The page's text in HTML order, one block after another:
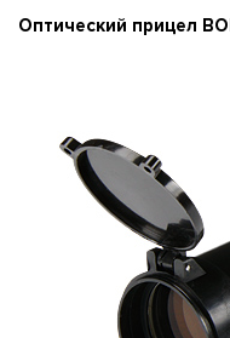
Оптический прицел